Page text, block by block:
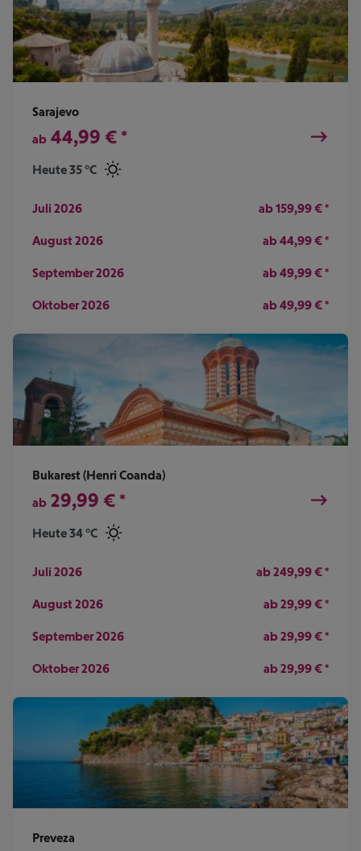
Sarajevo
ab 44,99 € *
Heute 35 °C
Juli 2026 ab159,99€*
August 2026 ab44,99€*
September 2026 ab49,99€*
Oktober 2026 ab49,99€*
Bukarest (Henri Coanda)
ab 29,99 € *
Heute 34 °C
Juli 2026 ab249,99€*
August 2026 ab29,99€*
September 2026 ab29,99€*
Oktober 2026 ab29,99€*
Preveza